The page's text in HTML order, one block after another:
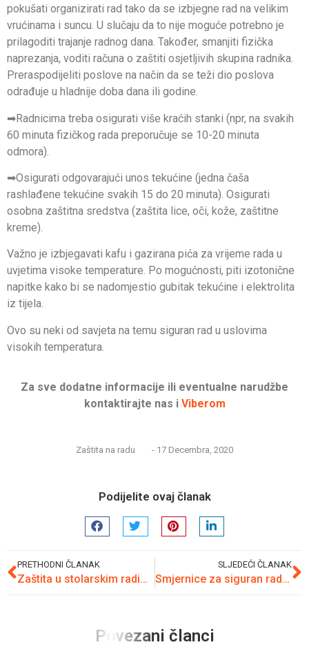
pokušati organizirati rad tako da se izbjegne rad na velikim
vrućinama i suncu. U slučaju da to nije moguće potrebno je
prilagoditi trajanje radnog dana. Također, smanjiti fizička
naprezanja, voditi računa o zaštiti osjetljivih skupina radnika.
Preraspodijeliti poslove na način da se teži dio poslova
odrađuje u hladnije doba dana ili godine.
➡Radnicima treba osigurati više kraćih stanki (npr, na svakih
60 minuta fizičkog rada preporučuje se 10-20 minuta
odmora).
➡Osigurati odgovarajući unos tekućine (jedna čaša
rashlađene tekućine svakih 15 do 20 minuta). Osigurati
osobna zaštitna sredstva (zaštita lice, oči, kože, zaštitne
kreme).
Važno je izbjegavati kafu i gazirana pića za vrijeme rada u
uvjetima visoke temperature. Po mogućnosti, piti izotonične
napitke kako bi se nadomjestio gubitak tekućine i elektrolita
iz tijela.
Ovo su neki od savjeta na temu siguran rad u uslovima
visokih temperatura.
Za sve dodatne informacije ili eventualne narudžbe
kontaktirajte nas i Viberom
Zaštita na radu - 17 Decembra, 2020
Podijelite ovaj članak
PRETHODNI ČLANAK
Zaštita u stolarskim radionicama
SLJEDEĆI ČLANAK
Smjernice za siguran rad u pilani
Povezani članci